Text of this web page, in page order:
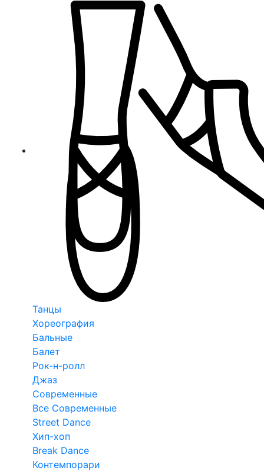
Танцы
Хореография
Бальные
Балет
Рок-н-ролл
Джаз
Современные
Все Современные
Street Dance
Хип-хоп
Break Dance
Контемпорари